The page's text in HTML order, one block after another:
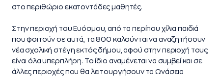
στο περιθώριο εκατοντάδες μαθητές.
Στην περιοχή του Ευόσμου, από τα περίπου χίλια παιδιά
που φοιτούν σε αυτά, τα 800 καλούνται να αναζητήσουν
νέα σχολική στέγη εκτός δήμου, αφού στην περιοχή τους
είναι όλα υπερπλήρη. Το ίδιο αναμένεται να συμβεί και σε
άλλες περιοχές που θα λειτουργήσουν τα Ωνάσεια